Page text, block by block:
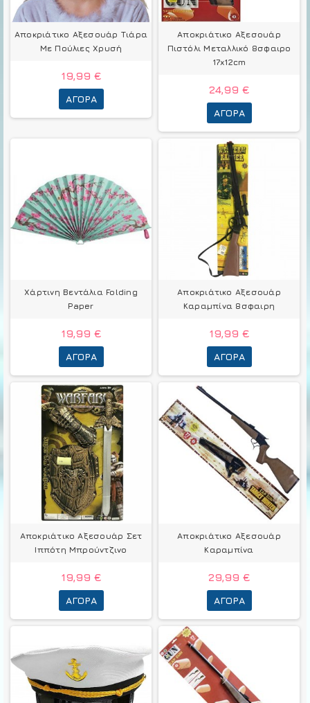
Αποκριάτικο Αξεσουάρ Τιάρα
Με Πούλιες Χρυσή
19,99 €
ΑΓΟΡΆ
Αποκριάτικο Αξεσουάρ
Πιστόλι Μεταλλικό 8σφαιρο
17x12cm
24,99 €
ΑΓΟΡΆ
Χάρτινη Βεντάλια Folding
Paper
19,99 €
ΑΓΟΡΆ
Αποκριάτικο Αξεσουάρ
Καραμπίνα 8σφαιρη
19,99 €
ΑΓΟΡΆ
Αποκριάτικο Αξεσουάρ Σετ
Ιππότη Mπρούντζινο
19,99 €
ΑΓΟΡΆ
Αποκριάτικο Αξεσουάρ
Καραμπίνα
29,99 €
ΑΓΟΡΆ